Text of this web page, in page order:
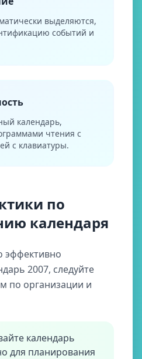
выделяются,
событий и
календарь,
чтения с
с клавиатуры.
по
календаря
эффективно
2007, следуйте
по организации и
календарь
для планирования